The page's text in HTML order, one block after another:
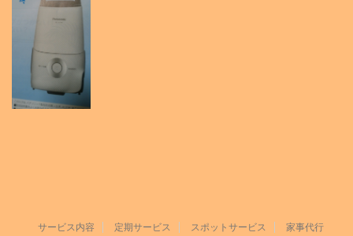
サービス内容 定期サービス スポットサービス 家事代行